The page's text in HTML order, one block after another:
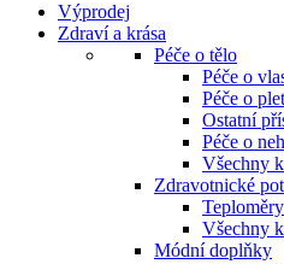
Výprodej
Zdraví a krása
Péče o tělo
Péče o
Péče o
Ostatní
Péče o
Všechny
Zdravotnické
Všechny
Módní doplňky